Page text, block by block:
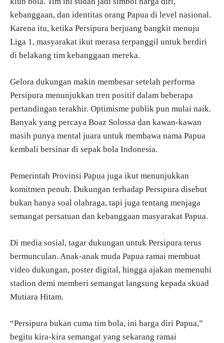
kebanggaan, dan identitas orang Papua di level nasional.
Karena itu, ketika Persipura berjuang bangkit menuju
Liga 1, masyarakat ikut merasa terpanggil untuk berdiri
di belakang tim kebanggaan mereka.
Gelora dukungan makin membesar setelah performa
Persipura menunjukkan tren positif dalam beberapa
pertandingan terakhir. Optimisme publik pun mulai naik.
Banyak yang percaya Boaz Solossa dan kawan-kawan
masih punya mental juara untuk membawa nama Papua
kembali bersinar di sepak bola Indonesia.
Pemerintah Provinsi Papua juga ikut menunjukkan
komitmen penuh. Dukungan terhadap Persipura disebut
bukan hanya soal olahraga, tapi juga tentang menjaga
semangat persatuan dan kebanggaan masyarakat Papua.
Di media sosial, tagar dukungan untuk Persipura terus
bermunculan. Anak-anak muda Papua ramai membuat
video dukungan, poster digital, hingga ajakan memenuhi
stadion demi memberi semangat langsung kepada skuad
Mutiara Hitam.
“Persipura bukan cuma tim bola, ini harga diri Papua,”
begitu kira-kira semangat yang sekarang ramai